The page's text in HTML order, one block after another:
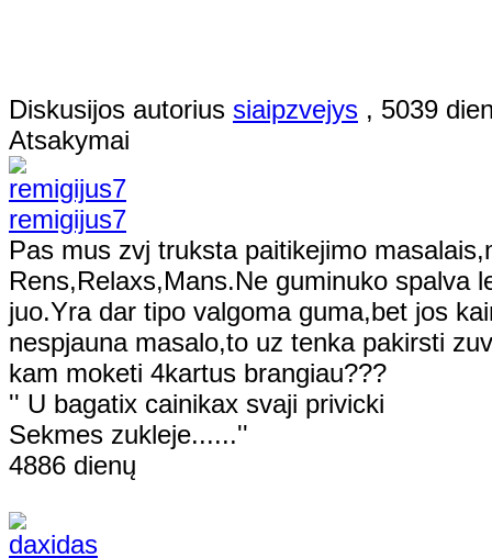
Diskusijos autorius siaipzvejys , 5039
Atsakymai
remigijus7
Pas mus zvj truksta paitikejimo
Rens,Relaxs,Mans.Ne guminuko spalva
juo.Yra dar tipo valgoma guma,bet jos
nespjauna masalo,to uz tenka pakirsti
kam moketi 4kartus brangiau???
'' U bagatix cainikax svaji privicki
Sekmes zukleje......''
4886 dienų